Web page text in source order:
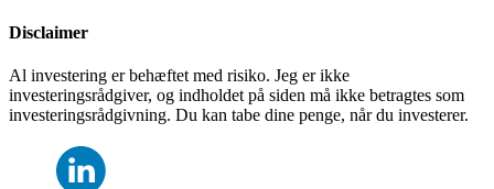
Disclaimer
Al investering er behæftet med risiko. Jeg er ikke
investeringsrådgiver, og indholdet på siden må ikke betragtes som
investeringsrådgivning. Du kan tabe dine penge, når du investerer.